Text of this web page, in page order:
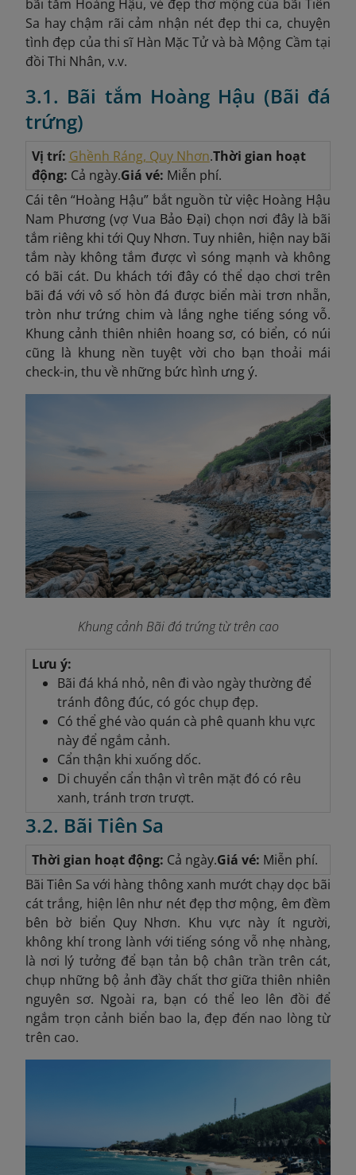
bãi tắm Hoàng Hậu, vẻ đẹp thơ mộng của bãi Tiên
Sa hay chậm rãi cảm nhận nét đẹp thi ca, chuyện
tình đẹp của thi sĩ Hàn Mặc Tử và bà Mộng Cầm tại
đồi Thi Nhân, v.v.
3.1. Bãi tắm Hoàng Hậu (Bãi đá
trứng)
Vị trí: Ghềnh Ráng, Quy Nhơn.Thời gian hoạt
động: Cả ngày.Giá vé: Miễn phí.
Cái tên “Hoàng Hậu” bắt nguồn từ việc Hoàng Hậu
Nam Phương (vợ Vua Bảo Đại) chọn nơi đây là bãi
tắm riêng khi tới Quy Nhơn. Tuy nhiên, hiện nay bãi
tắm này không tắm được vì sóng mạnh và không
có bãi cát. Du khách tới đây có thể dạo chơi trên
bãi đá với vô số hòn đá được biển mài trơn nhẵn,
tròn như trứng chim và lắng nghe tiếng sóng vỗ.
Khung cảnh thiên nhiên hoang sơ, có biển, có núi
cũng là khung nền tuyệt vời cho bạn thoải mái
check-in, thu về những bức hình ưng ý.
Khung cảnh Bãi đá trứng từ trên cao
Lưu ý:
Bãi đá khá nhỏ, nên đi vào ngày thường để
tránh đông đúc, có góc chụp đẹp.
Có thể ghé vào quán cà phê quanh khu vực
này để ngắm cảnh.
Cẩn thận khi xuống dốc.
Di chuyển cẩn thận vì trên mặt đó có rêu
xanh, tránh trơn trượt.
3.2. Bãi Tiên Sa
Thời gian hoạt động: Cả ngày.Giá vé: Miễn phí.
Bãi Tiên Sa với hàng thông xanh mướt chạy dọc bãi
cát trắng, hiện lên như nét đẹp thơ mộng, êm đềm
bên bờ biển Quy Nhơn. Khu vực này ít người,
không khí trong lành với tiếng sóng vỗ nhẹ nhàng,
là nơi lý tưởng để bạn tản bộ chân trần trên cát,
chụp những bộ ảnh đầy chất thơ giữa thiên nhiên
nguyên sơ. Ngoài ra, bạn có thể leo lên đồi để
ngắm trọn cảnh biển bao la, đẹp đến nao lòng từ
trên cao.